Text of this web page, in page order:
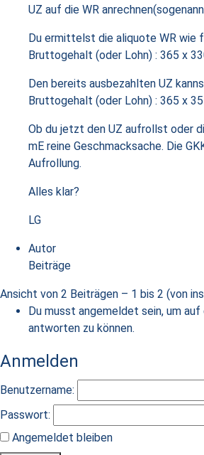
UZ auf die WR
Du ermittelst die aliquote WR wie
Bruttogehalt (oder Lohn) : 365 x
Den bereits ausbezahlten UZ
Bruttogehalt (oder Lohn) : 365 x 35
Ob du jetzt den UZ aufrollst oder
mE reine Geschmacksache. Die
Aufrollung.
Alles klar?
LG
Autor
Beiträge
Ansicht von 2 Beiträgen – 1 bis 2 (von
Du musst angemeldet sein, um
antworten zu können.
Anmelden
Benutzername:
Passwort:
Angemeldet bleiben